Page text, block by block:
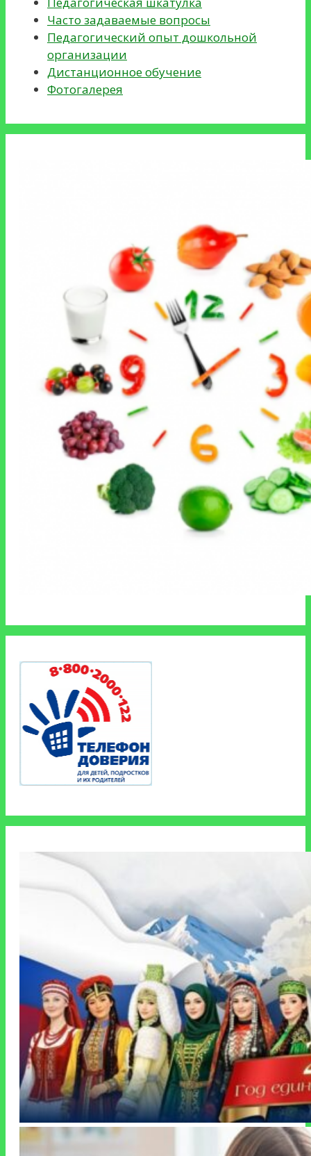
Часто задаваемые вопросы
Педагогический опыт дошкольной
организации
Дистанционное обучение
Фотогалерея